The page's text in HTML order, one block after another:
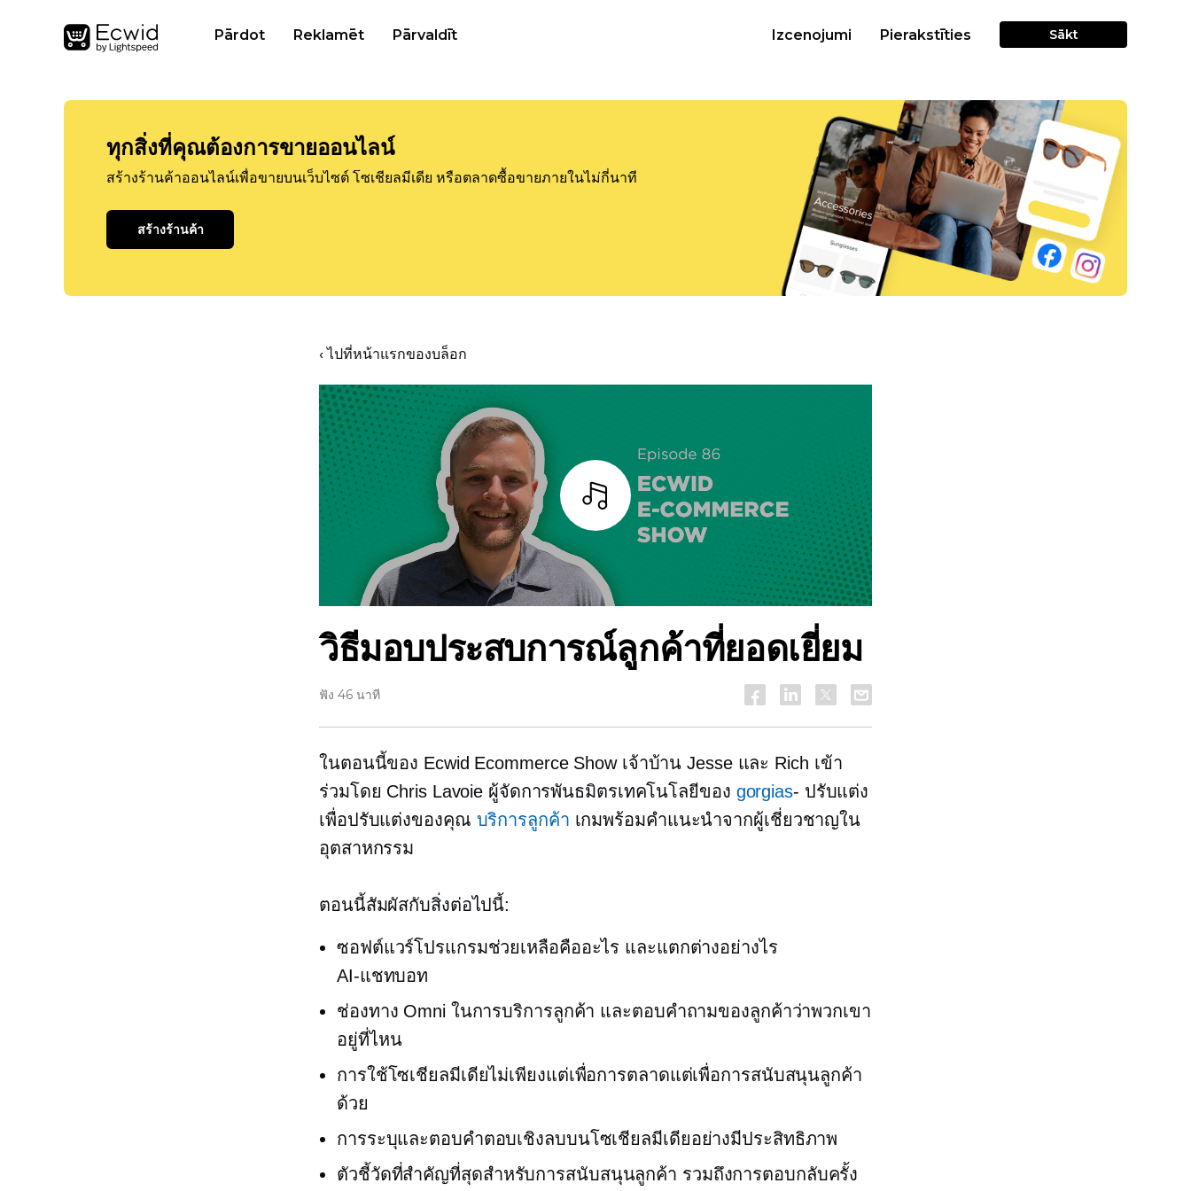
Pārdot Reklamēt Pārvaldīt Izcenojumi Pierakstīties Sākt
ทุกสิ่งที่คุณต้องการขายออนไลน์
สร้างร้านค้าออนไลน์เพื่อขายบนเว็บไซต์ โซเชียลมีเดีย หรือตลาดซื้อขายภายในไม่กี่นาที
สร้างร้านค้า
‹ ไปที่หน้าแรกของบล็อก
วิธีมอบประสบการณ์ลูกค้าที่ยอดเยี่ยม
ฟัง 46 นาที
ในตอนนี้ของ Ecwid Ecommerce Show เจ้าบ้าน Jesse และ Rich เข้า
ร่วมโดย Chris Lavoie ผู้จัดการพันธมิตรเทคโนโลยีของ gorgias- ปรับแต่ง
เพื่อปรับแต่งของคุณ บริการลูกค้า เกมพร้อมคำแนะนำจากผู้เชี่ยวชาญใน
อุตสาหกรรม
ตอนนี้สัมผัสกับสิ่งต่อไปนี้:
ซอฟต์แวร์โปรแกรมช่วยเหลือคืออะไร และแตกต่างอย่างไร
AI-แชทบอท
ช่องทาง Omni ในการบริการลูกค้า และตอบคำถามของลูกค้าว่าพวกเขา
อยู่ที่ไหน
การใช้โซเชียลมีเดียไม่เพียงแต่เพื่อการตลาดแต่เพื่อการสนับสนุนลูกค้า
ด้วย
การระบุและตอบคำตอบเชิงลบบนโซเชียลมีเดียอย่างมีประสิทธิภาพ
ตัวชี้วัดที่สำคัญที่สุดสำหรับการสนับสนุนลูกค้า รวมถึงการตอบกลับครั้ง